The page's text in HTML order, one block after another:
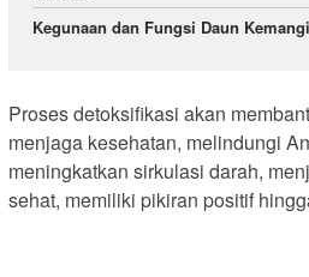
Kegunaan dan Fungsi Daun Kemangi
Proses detoksifikasi akan
menjaga kesehatan, melindungi
meningkatkan sirkulasi darah,
sehat, memiliki pikiran positif